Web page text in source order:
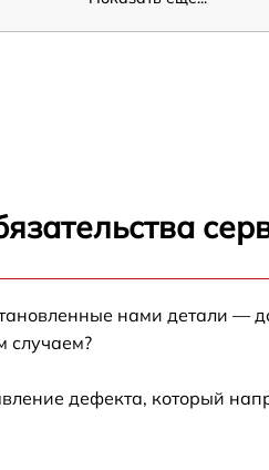
нами детали —
случаем?
дефекта, который